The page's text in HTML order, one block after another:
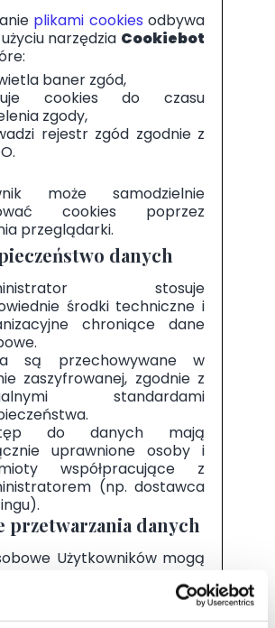
plikami cookies odbywa
narzędzia Cookiebot
baner zgód,
cookies do czasu
zgody,
rejestr zgód zgodnie z
może samodzielnie
cookies poprzez
przeglądarki.
danych
stosuje
środki techniczne i
chroniące dane
są przechowywane w
zaszyfrowanej, zgodnie z
standardami
do danych mają
uprawnione osoby i
współpracujące z
(np. dostawca
przetwarzania danych
Użytkowników mogą
w następujących
i obsługa konta w